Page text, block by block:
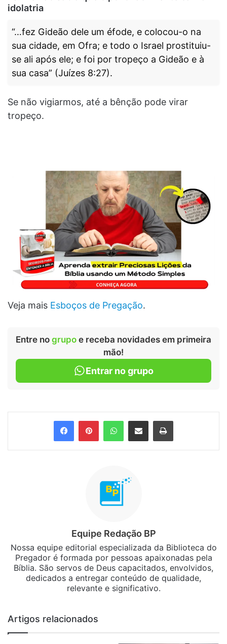
idolatria
“…fez Gideão dele um éfode, e colocou-o na
sua cidade, em Ofra; e todo o Israel prostituiu-
se ali após ele; e foi por tropeço a Gideão e à
sua casa” (Juízes 8:27).
Se não vigiarmos, até a bênção pode virar
tropeço.
Veja mais Esboços de Pregação.
Entre no grupo e receba novidades em primeira
mão!
Entrar no grupo
FacebookPinterestWhatsApp
Compartilhar via e-mail Imprimir
Equipe Redação BP
Nossa equipe editorial especializada da Biblioteca do
Pregador é formada por pessoas apaixonadas pela
Bíblia. São servos de Deus capacitados, envolvidos,
dedicados a entregar conteúdo de qualidade,
relevante e significativo.
Artigos relacionados